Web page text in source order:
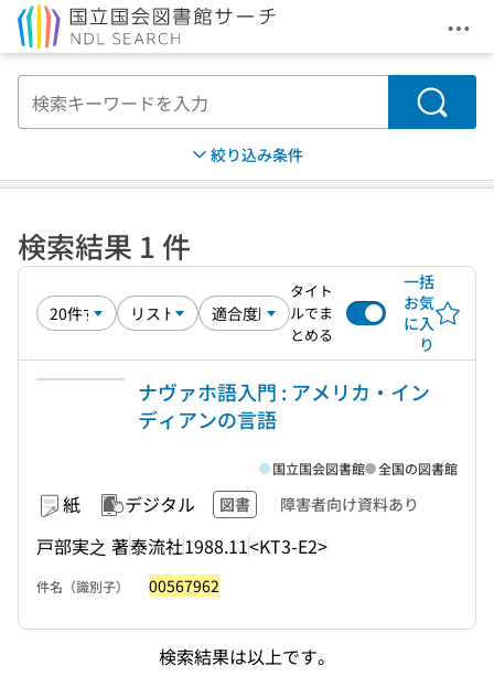
メ
検索
絞り込み条件
検索結果 1 件
タイト
ルでま
とめる
一括
お気
に入
り
ナヴァホ語入門 : アメリカ・イン
ディアンの言語
紙 デジタル 図書 障害者向け資料あり
戸部実之 著泰流社1988.11<KT3-E2>
国立国会図書館 全国の図書館
件名（識別子） 00567962
検索結果は以上です。